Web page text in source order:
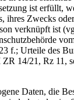
ist erfüllt,
ihres Zwecks
verknüpft ist
f.; Urteile des
14/21, Rz 11,
Daten, die